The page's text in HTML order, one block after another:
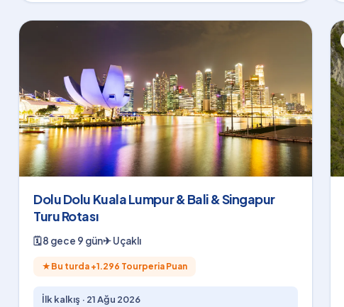
Dolu Dolu Kuala Lumpur & Bali & Singapur
Turu Rotası
🗓8 gece 9 gün✈Uçaklı
★ Bu turda +1.296 Tourperia Puan
İlk kalkış · 21 Ağu 2026